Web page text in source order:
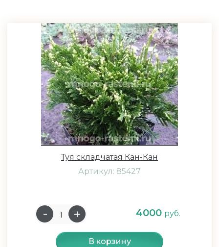
Туя складчатая Кан-Кан
Артикул: 85427
4000 руб.
В корзину